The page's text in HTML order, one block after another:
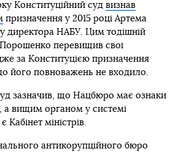
Конституційний суд визнав
призначення у 2015 році Артема
директора НАБУ. Цим тодішній
перевищив свої
за Конституцією призначення
його повноважень не входило.
зазначив, що Нацбюро має ознаки
а вищим органом у системі
Кабінет міністрів.
антикорупційного бюро